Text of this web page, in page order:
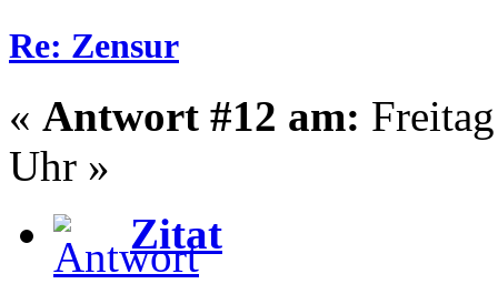
Re: Zensur
« Antwort #12 am:
Uhr »
Zitat